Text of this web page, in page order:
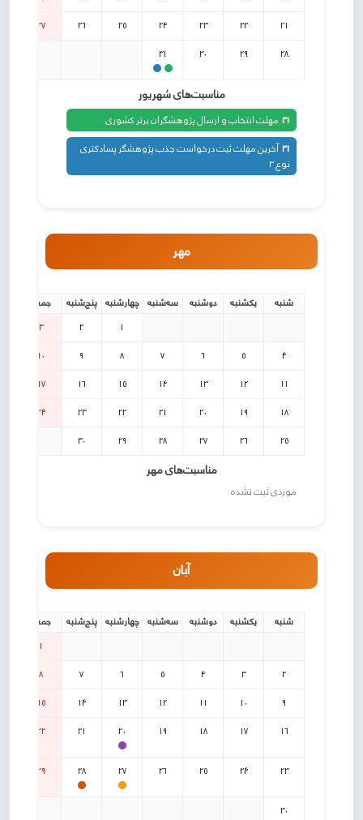
21
22
23
24
25
26
27
28
29
30
31
مناسبت‌های شهریور
31 مهلت انتخاب و ارسال پژوهشگران برتر کشوری
31 آخرین مهلت ثبت درخواست جذب پژوهشگر پسادکتری
نوع ۳
مهر
شنبه یکشنبه دوشنبه سه‌شنبه چهارشنبه پنج‌شنبه
جمعه
1
2
3
4
5
6
7
8
9
10
11
12
13
14
15
16
17
18
19
20
21
22
23
24
25
26
27
28
29
30
مناسبت‌های مهر
موردی ثبت نشده
آبان
شنبه یکشنبه دوشنبه سه‌شنبه چهارشنبه پنج‌شنبه
جمعه
1
2
3
4
5
6
7
8
9
10
11
12
13
14
15
16
17
18
19
20
21
22
23
24
25
26
27
28
29
30